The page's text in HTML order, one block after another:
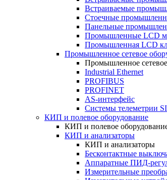
Встраиваемые
Стоечные
Панельные
Промышленные LCD
Промышленная LCD
Промышленное сетевое
Промышленное
Industrial Ethernet
PROFIBUS
PROFINET
AS-интерфейс
Системы телеметрии
КИП и полевое оборудование
КИП и полевое
КИП и анализаторы
КИП и анализаторы
Бесконтактные
Аппаратные ПИД-
Измерительные